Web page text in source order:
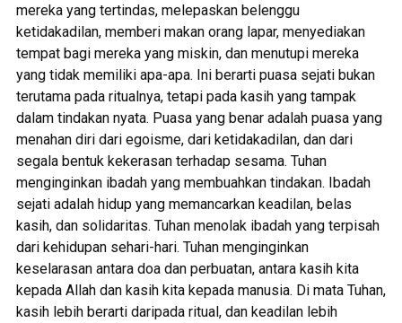
mereka yang tertindas, melepaskan belenggu
ketidakadilan, memberi makan orang lapar, menyediakan
tempat bagi mereka yang miskin, dan menutupi mereka
yang tidak memiliki apa-apa. Ini berarti puasa sejati bukan
terutama pada ritualnya, tetapi pada kasih yang tampak
dalam tindakan nyata. Puasa yang benar adalah puasa yang
menahan diri dari egoisme, dari ketidakadilan, dan dari
segala bentuk kekerasan terhadap sesama. Tuhan
menginginkan ibadah yang membuahkan tindakan. Ibadah
sejati adalah hidup yang memancarkan keadilan, belas
kasih, dan solidaritas. Tuhan menolak ibadah yang terpisah
dari kehidupan sehari-hari. Tuhan menginginkan
keselarasan antara doa dan perbuatan, antara kasih kita
kepada Allah dan kasih kita kepada manusia. Di mata Tuhan,
kasih lebih berarti daripada ritual, dan keadilan lebih